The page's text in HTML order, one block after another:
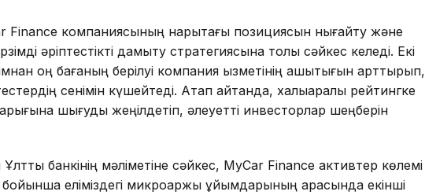
Finance компаниясының нарықтағы позициясын нығайту және
әріптестікті дамыту стратегиясына толық сәйкес келеді. Екі
оң бағаның берілуі компания қызметінің ашықтығын арттырып,
сенімін күшейтеді. Атап айтқанда, халықаралық рейтингке
шығуды жеңілдетіп, әлеуетті инвесторлар шеңберін
банкінің мәліметіне сәйкес, MyCar Finance активтер көлемі
бойынша еліміздегі микроқаржы ұйымдарының арасында екінші